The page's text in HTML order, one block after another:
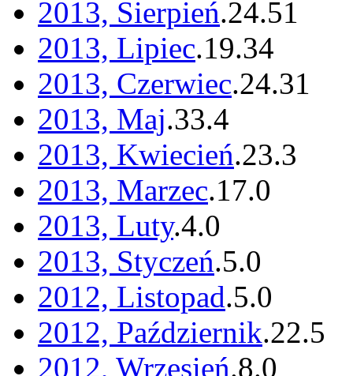
2013, Sierpień.24.51
2013, Lipiec.19.34
2013, Czerwiec.24.31
2013, Maj.33.4
2013, Kwiecień.23.3
2013, Marzec.17.0
2013, Luty.4.0
2013, Styczeń.5.0
2012, Listopad.5.0
2012, Październik.22.5
2012, Wrzesień.8.0